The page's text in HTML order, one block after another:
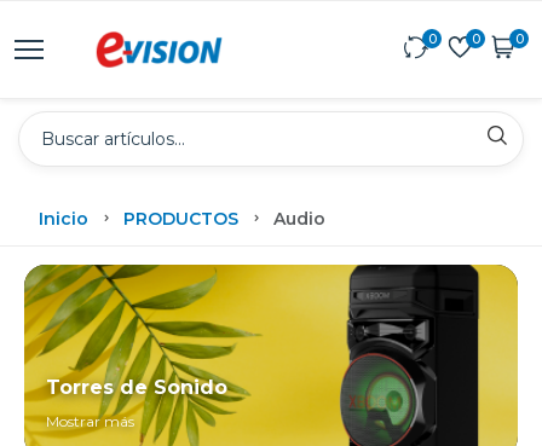
0 0 0
Inicio PRODUCTOS Audio
Torres de Sonido
Mostrar más